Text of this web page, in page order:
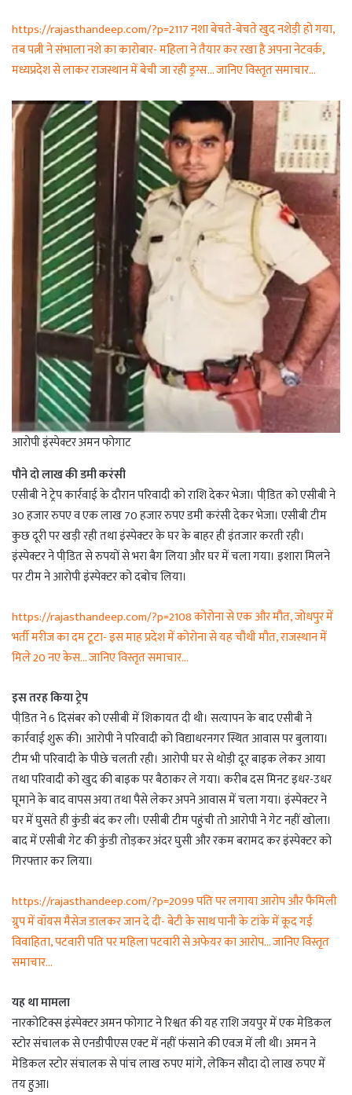
https://rajasthandeep.com/?p=2117 नशा बेचते-बेचते खुद नशेड़ी हो गया,
तब पत्नी ने संभाला नशे का कारोबार- महिला ने तैयार कर रखा है अपना नेटवर्क,
मध्यप्रदेश से लाकर राजस्थान में बेची जा रही ड्रग्स… जानिए विस्तृत समाचार…
आरोपी इंस्पेक्टर अमन फोगाट
पौने दो लाख की डमी करंसी
एसीबी ने ट्रेप कार्रवाई के दौरान परिवादी को राशि देकर भेजा। पीडि़त को एसीबी ने
30 हजार रुपए व एक लाख 70 हजार रुपए डमी करंसी देकर भेजा। एसीबी टीम
कुछ दूरी पर खड़ी रही तथा इंस्पेक्टर के घर के बाहर ही इंतजार करती रही।
इंस्पेक्टर ने पीडि़त से रुपयों से भरा बैग लिया और घर में चला गया। इशारा मिलने
पर टीम ने आरोपी इंस्पेक्टर को दबोच लिया।
https://rajasthandeep.com/?p=2108 कोरोना से एक और मौत, जोधपुर में
भर्ती मरीज का दम टूटा- इस माह प्रदेश में कोरोना से यह चौथी मौत, राजस्थान में
मिले 20 नए केस… जानिए विस्तृत समाचार…
इस तरह किया ट्रेप
पीडि़त ने 6 दिसंबर को एसीबी में शिकायत दी थी। सत्यापन के बाद एसीबी ने
कार्रवाई शुरू की। आरोपी ने परिवादी को विद्याधरनगर स्थित आवास पर बुलाया।
टीम भी परिवादी के पीछे चलती रही। आरोपी घर से थोड़ी दूर बाइक लेकर आया
तथा परिवादी को खुद की बाइक पर बैठाकर ले गया। करीब दस मिनट इधर-उधर
घूमाने के बाद वापस अया तथा पैसे लेकर अपने आवास में चला गया। इंस्पेक्टर ने
घर में घुसते ही कुंडी बंद कर ली। एसीबी टीम पहुंची तो आरोपी ने गेट नहीं खोला।
बाद में एसीबी गेट की कुंडी तोड़कर अंदर घुसी और रकम बरामद कर इंस्पेक्टर को
गिरफ्तार कर लिया।
https://rajasthandeep.com/?p=2099 पति पर लगाया आरोप और फैमिली
ग्रुप में वॉयस मैसेज डालकर जान दे दी- बेटी के साथ पानी के टांके में कूद गई
विवाहिता, पटवारी पति पर महिला पटवारी से अफेयर का आरोप… जानिए विस्तृत
समाचार…
यह था मामला
नारकोटिक्स इंस्पेक्टर अमन फोगाट ने रिश्वत की यह राशि जयपुर में एक मेडिकल
स्टोर संचालक से एनडीपीएस एक्ट में नहीं फंसाने की एवज में ली थी। अमन ने
मेडिकल स्टोर संचालक से पांच लाख रुपए मांगे, लेकिन सौदा दो लाख रुपए में
तय हुआ।